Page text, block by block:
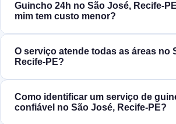
Guincho 24h no São José,
mim tem custo menor?
O serviço atende todas as áreas no
Recife‑PE?
Como identificar um serviço de
confiável no São José, Recife‑PE?